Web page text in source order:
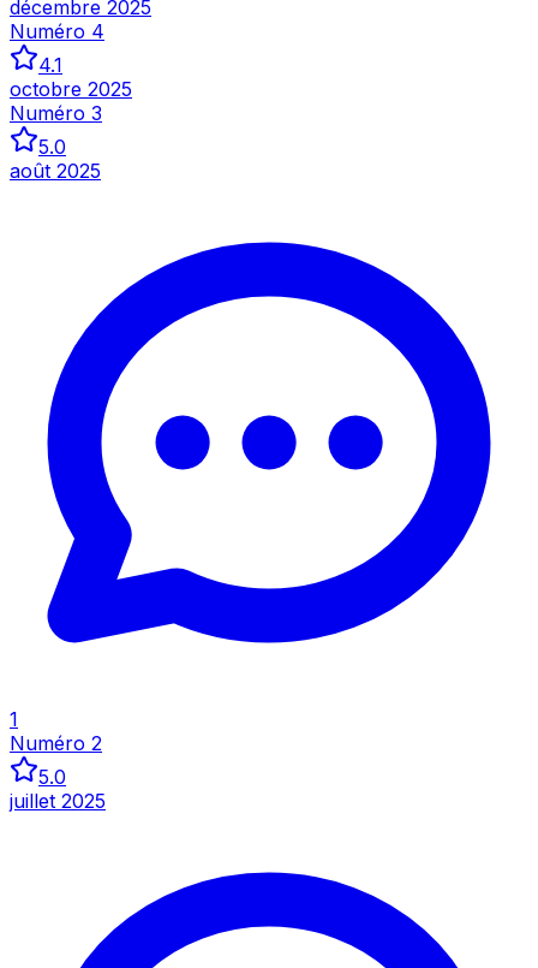
Inspecter
décembre 2025
Inspecter
Numéro 4
4.1
octobre 2025
Inspecter
Numéro 3
5.0
août 2025
1
Numéro 2
5.0
juillet 2025